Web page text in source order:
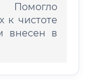
к чистоте
внесен в